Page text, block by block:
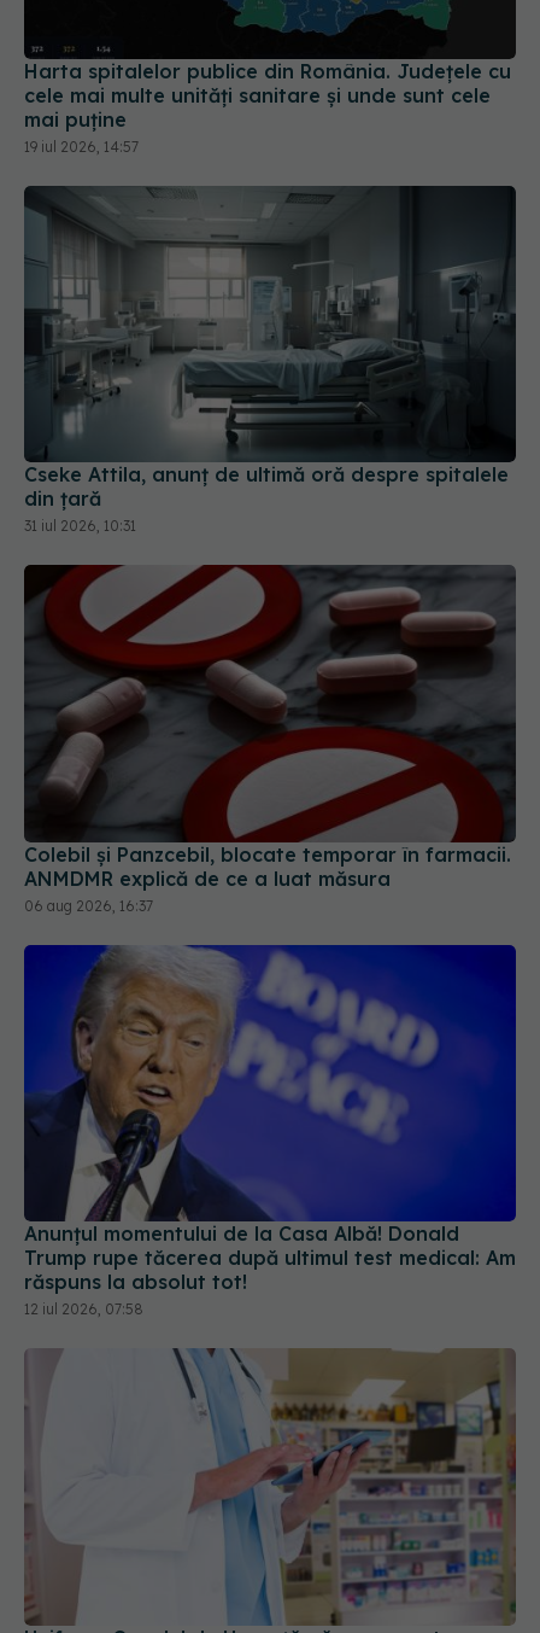
Harta spitalelor publice din România. Județele cu
cele mai multe unități sanitare și unde sunt cele
mai puține
19 iul 2026, 14:57
Cseke Attila, anunț de ultimă oră despre spitalele
din țară
31 iul 2026, 10:31
Colebil și Panzcebil, blocate temporar în farmacii.
ANMDMR explică de ce a luat măsura
06 aug 2026, 16:37
Anunțul momentului de la Casa Albă! Donald
Trump rupe tăcerea după ultimul test medical: Am
răspuns la absolut tot!
12 iul 2026, 07:58
Unifarm: Canalul de Urgență, răspuns pentru